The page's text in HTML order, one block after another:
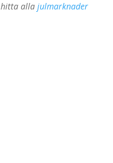
alla julmarknader